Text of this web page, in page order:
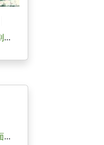
小倉城の城主・小笠原氏の別邸であった下屋敷跡を復元した大名の庭園と典型的な江戸時代の武家の...
多くの文人たちが愛した湖面に立つ美しい禅寺近江八景の一つ「堅田の落雁」で知られる景勝地。琵...